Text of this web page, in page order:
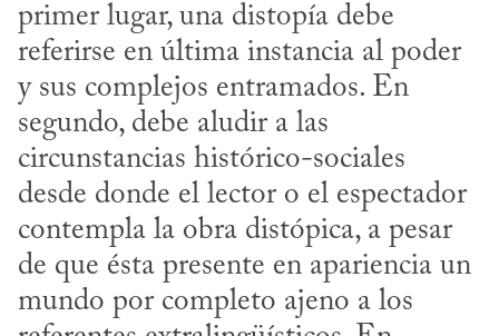
primer lugar, una distopía debe
referirse en última instancia al poder
y sus complejos entramados. En
segundo, debe aludir a las
circunstancias histórico-sociales
desde donde el lector o el espectador
contempla la obra distópica, a pesar
de que ésta presente en apariencia un
mundo por completo ajeno a los